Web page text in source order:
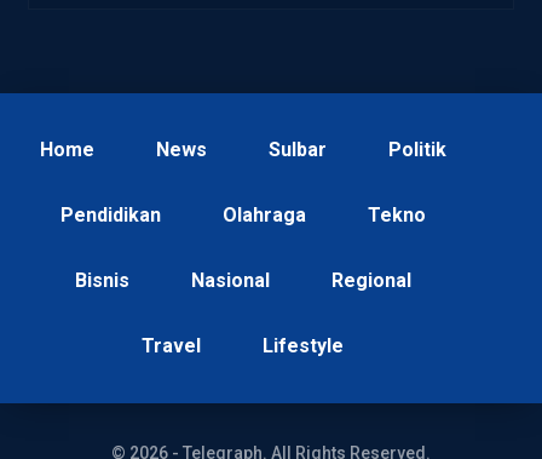
Home News Sulbar Politik
Pendidikan Olahraga Tekno
Bisnis Nasional Regional
Travel Lifestyle
© 2026 - Telegraph. All Rights Reserved.